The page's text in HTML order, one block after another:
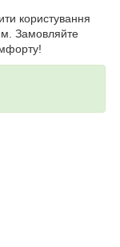
користування
Замовляйте